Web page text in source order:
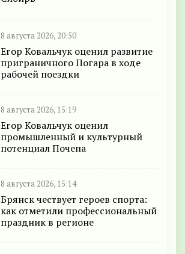
8 августа 2026, 20:50
Егор Ковальчук оценил развитие
приграничного Погара в ходе
рабочей поездки
8 августа 2026, 15:19
Егор Ковальчук оценил
промышленный и культурный
потенциал Почепа
8 августа 2026, 15:14
Брянск чествует героев спорта:
как отметили профессиональный
праздник в регионе